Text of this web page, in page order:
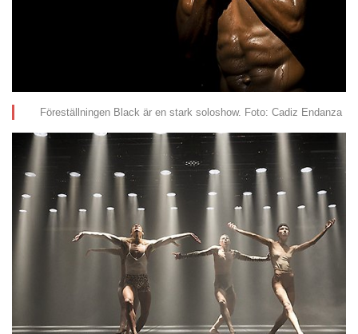
Föreställningen Black är en stark soloshow. Foto: Cadiz Endanza